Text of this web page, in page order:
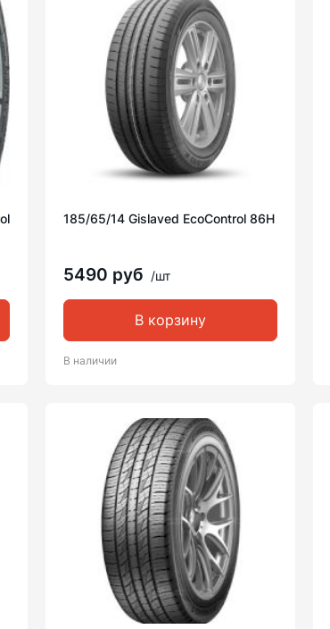
185/65/14 Gislaved EcoControl 86H
5490 руб /шт
В корзину
В наличии